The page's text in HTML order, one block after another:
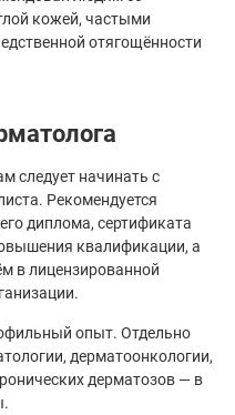
кожей, частыми
отягощённости
следует начинать с
Рекомендуется
диплома, сертификата
квалификации, а
в лицензированной
опыт. Отдельно
дерматоонкологии,
дерматозов — в